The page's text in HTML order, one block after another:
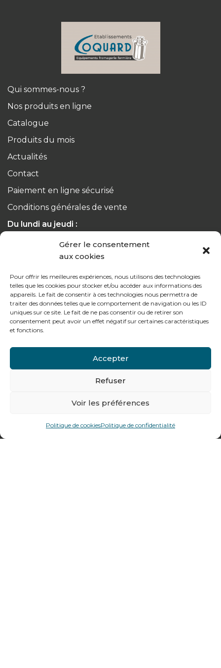
Gérer le consentement
aux cookies
Pour offrir les meilleures expériences, nous utilisons des technologies
telles que les cookies pour stocker et/ou accéder aux informations des
appareils. Le fait de consentir à ces technologies nous permettra de
traiter des données telles que le comportement de navigation ou les ID
uniques sur ce site. Le fait de ne pas consentir ou de retirer son
consentement peut avoir un effet négatif sur certaines caractéristiques
et fonctions.
Accepter
Refuser
Voir les préférences
Politique de cookiesPolitique de confidentialité
Qui sommes-nous ?
Nos produits en ligne
Catalogue
Produits du mois
Actualités
Contact
Paiement en ligne sécurisé
Conditions générales de vente
Du lundi au jeudi :
Le vendredi :
Notre gamme pour les particuliers
Tél : + 33 (0)4 74 62 81 44
478 rue Alexandre Richetta